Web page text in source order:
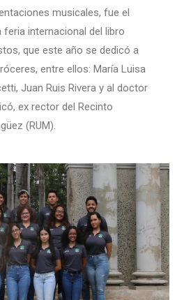
musicales, fue el
internacional del libro
que este año se dedicó a
entre ellos: María Luisa
Juan Ruis Rivera y al doctor
ex rector del Recinto
(RUM).